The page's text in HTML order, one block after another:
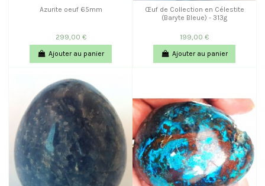
Azurite oeuf 65mm
299,00 €
Ajouter au panier
Œuf de Collection en Célestite
(Baryte Bleue) - 313g
199,00 €
Ajouter au panier